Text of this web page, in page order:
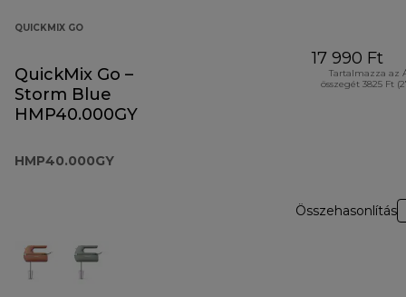
QUICKMIX GO
QuickMix Go –
Storm Blue
HMP40.000GY
HMP40.000GY
17 990 Ft
Tartalmazza az
összegét 3825 Ft
Összehasonlítás